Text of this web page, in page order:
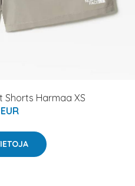
Shorts Harmaa XS